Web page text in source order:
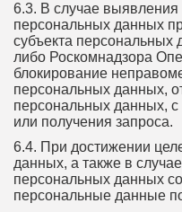
6.3. В случае
персональных данных
субъекта персональных
либо Роскомнадзора
блокирование
персональных данных,
персональных данных,
или получения запроса.
6.4. При достижении
данных, а также в
персональных данных
персональные данные